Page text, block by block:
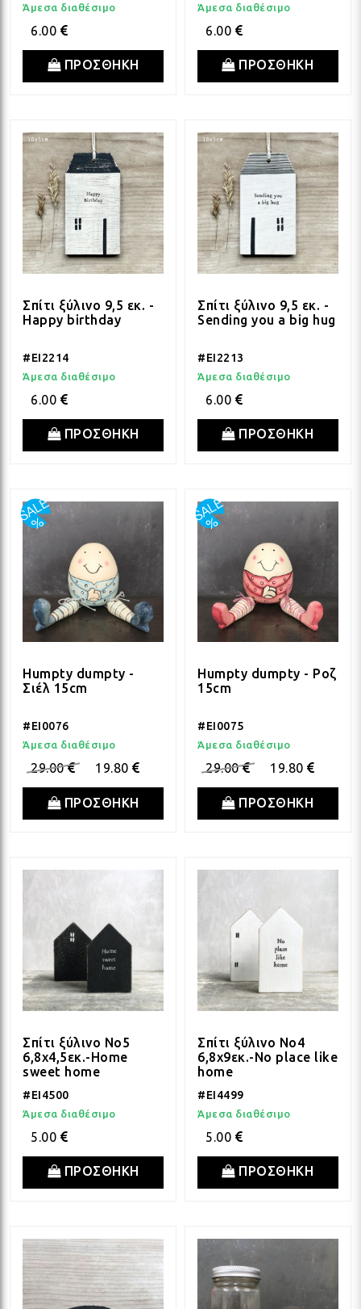
Άμεσα διαθέσιμο
6.00
ΠΡΟΣΘΗΚΗ
Άμεσα διαθέσιμο
6.00
ΠΡΟΣΘΗΚΗ
Σπίτι ξύλινο 9,5 εκ. -
Happy birthday
#EI2214
Άμεσα διαθέσιμο
6.00
ΠΡΟΣΘΗΚΗ
Σπίτι ξύλινο 9,5 εκ. -
Sending you a big hug
#EI2213
Άμεσα διαθέσιμο
6.00
ΠΡΟΣΘΗΚΗ
Humpty dumpty -
Σιέλ 15cm
#EI0076
Άμεσα διαθέσιμο
29.00 19.80
ΠΡΟΣΘΗΚΗ
Humpty dumpty - Ροζ
15cm
#EI0075
Άμεσα διαθέσιμο
29.00 19.80
ΠΡΟΣΘΗΚΗ
Σπίτι ξύλινο Νο5
6,8x4,5εκ.-Home
sweet home
#EI4500
Άμεσα διαθέσιμο
5.00
ΠΡΟΣΘΗΚΗ
Σπίτι ξύλινο Νο4
6,8x9εκ.-No place like
home
#EI4499
Άμεσα διαθέσιμο
5.00
ΠΡΟΣΘΗΚΗ